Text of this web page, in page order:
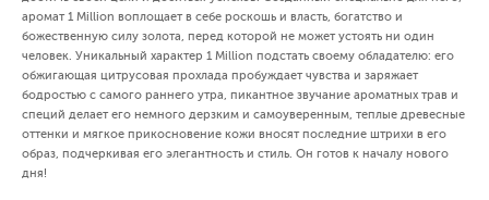
аромат 1 Million воплощает в себе роскошь и власть, богатство и
божественную силу золота, перед которой не может устоять ни один
человек. Уникальный характер 1 Million подстать своему обладателю: его
обжигающая цитрусовая прохлада пробуждает чувства и заряжает
бодростью с самого раннего утра, пикантное звучание ароматных трав и
специй делает его немного дерзким и самоуверенным, теплые древесные
оттенки и мягкое прикосновение кожи вносят последние штрихи в его
образ, подчеркивая его элегантность и стиль. Он готов к началу нового
дня!